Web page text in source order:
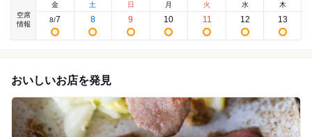
空席
情報
金
8/7
土
8
日
9
月
10
火
11
水
12
木
13
おいしいお店を発見